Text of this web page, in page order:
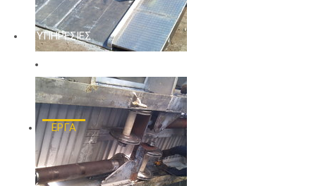
ΥΠΗΡΕΣΙΕΣ
ΕΡΓΑ